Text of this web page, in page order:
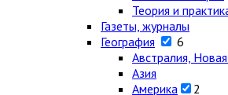
Теория и
Газеты, журналы
География
6
Австралия,
Азия
Америка
2